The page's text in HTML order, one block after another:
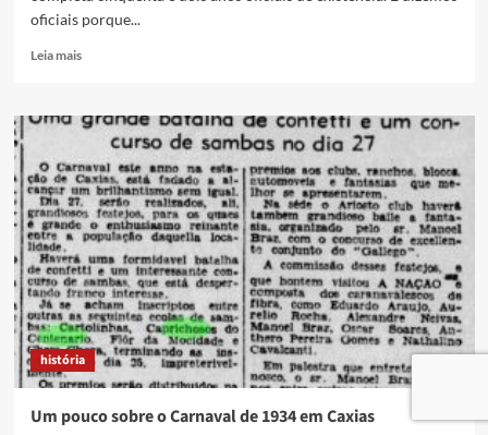
oficiais porque...
Leia maisRead
52
ANOS
IMPÉRIO
DO
GRAMACHO
–
MUITOS
MOTIVOS
PRA
COMEMORAR!
história
Um pouco sobre o Carnaval de 1934 em Caxias